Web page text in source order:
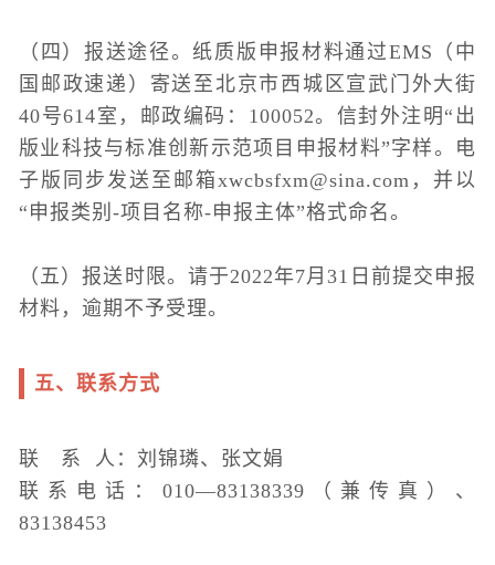
（四）报送途径。纸质版申报材料通过EMS（中
国邮政速递）寄送至北京市西城区宣武门外大街
40号614室，邮政编码：100052。信封外注明“出
版业科技与标准创新示范项目申报材料”字样。电
子版同步发送至邮箱xwcbsfxm@sina.com，并以
“申报类别-项目名称-申报主体”格式命名。
（五）报送时限。请于2022年7月31日前提交申报
材料，逾期不予受理。
五、联系方式
联 系 人：刘锦璘、张文娟
联系电话：010—83138339（兼传真）、
83138453